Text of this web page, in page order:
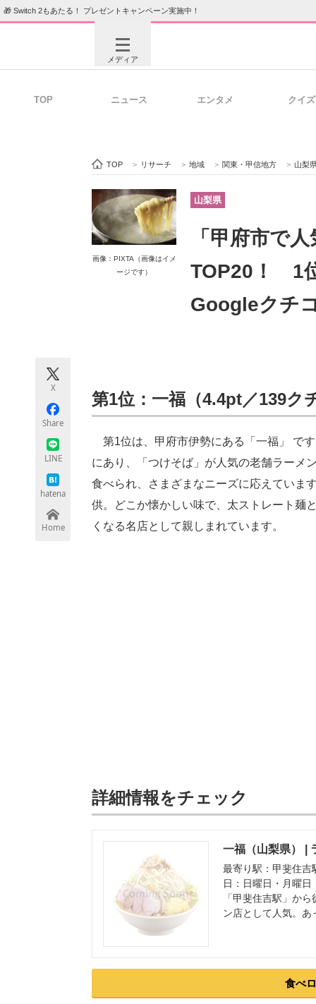
🎁 Switch 2もあたる！ プレゼントキャンペーン実施中！
メディア
ビジネスと働き方のヒント
ITエンジニア向け専門サイト
ちょっと気になるネットの話題
TOP ニュース エンタメ クイズ
TOP > リサーチ > 地域 > 関東・甲信地方 > 山梨
画像：PIXTA（画像はイメ
ージです）
山梨県
「甲府市で
TOP20！ 1
Googleクチ
X
Share
LINE
hatena
Home
第1位：一福（4.4pt／139ク
第1位は、甲府市伊勢にある「一福」 で
にあり、「つけそば」が人気の老舗ラーメ
食べられ、さまざまなニーズに応えていま
供。どこか懐かしい味で、太ストレート麺
くなる名店として親しまれています。
詳細情報をチェック
一福（山梨県） |
最寄り駅：甲斐住吉
日：日曜日・月曜
「甲斐住吉駅」か
ン店として人気。
食べ